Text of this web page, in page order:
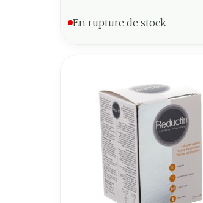
En rupture de stock